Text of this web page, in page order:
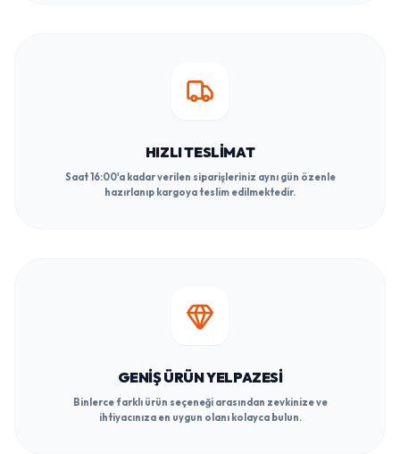
HIZLI TESLIMAT
Saat 16:00'a kadar verilen siparişleriniz aynı gün özenle
hazırlanıp kargoya teslim edilmektedir.
GENIŞ ÜRÜN YELPAZESI
Binlerce farklı ürün seçeneği arasından zevkinize ve
ihtiyacınıza en uygun olanı kolayca bulun.